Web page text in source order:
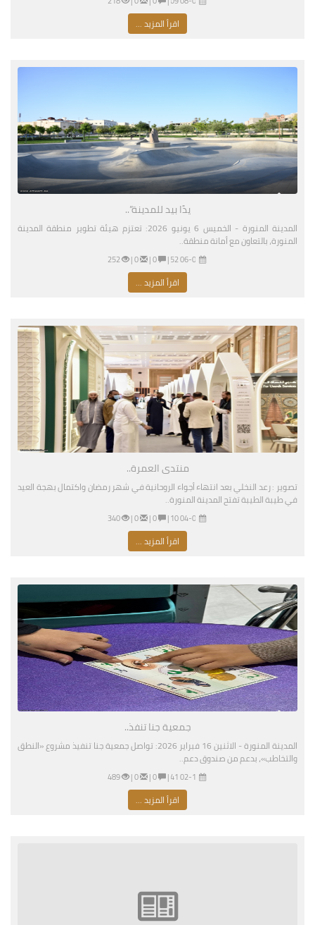
اقرأ المزيد ...
يدًا بيد للمدينة”..
المدينة المنورة - الخميس 6 يونيو 2026: تعتزم هيئة تطوير منطقة المدينة
المنورة، بالتعاون مع أمانة منطقة..
06-04-2026 04:52 مساءً |
0 |
0 |
252
اقرأ المزيد ...
منتدى العمرة..
تصوير : رعد النخلي بعد انتهاء أجواء الروحانية في شهر رمضان واكتمال بهجة العيد
في طيبة الطيبة تفتح المدينة المنورة..
04-02-2026 07:10 مساءً |
0 |
0 |
340
اقرأ المزيد ...
جمعية جنا تنفذ..
المدينة المنورة - الاثنين 16 فبراير 2026: تواصل جمعية جنا تنفيذ مشروع «النطق
والتخاطب»، بدعم من صندوق دعم..
02-16-2026 04:41 مساءً |
0 |
0 |
489
اقرأ المزيد ...